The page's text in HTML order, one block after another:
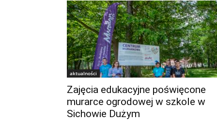
aktualności
Zajęcia edukacyjne poświęcone
murarce ogrodowej w szkole w
Sichowie Dużym